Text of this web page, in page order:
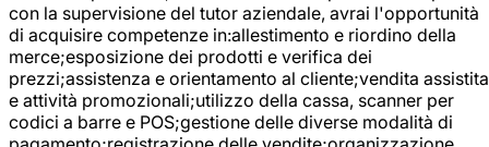
con la supervisione del tutor aziendale, avrai l'opportunità
di acquisire competenze in:allestimento e riordino della
merce;esposizione dei prodotti e verifica dei
prezzi;assistenza e orientamento al cliente;vendita assistita
e attività promozionali;utilizzo della cassa, scanner per
codici a barre e POS;gestione delle diverse modalità di